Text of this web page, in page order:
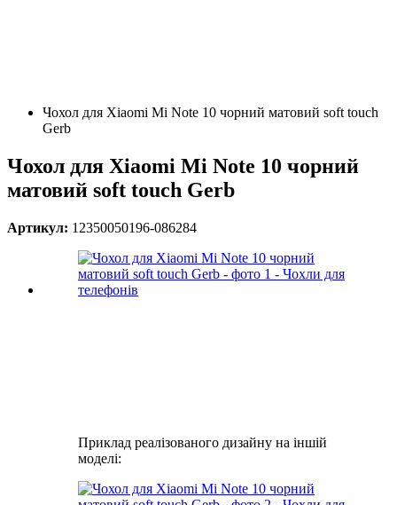
Чохол для Xiaomi Mi Note 10 чорний матовий soft touch
Gerb
Чохол для Xiaomi Mi Note 10 чорний
матовий soft touch Gerb
Артикул: 12350050196-086284
Приклад реалізованого дизайну на іншій
моделі: